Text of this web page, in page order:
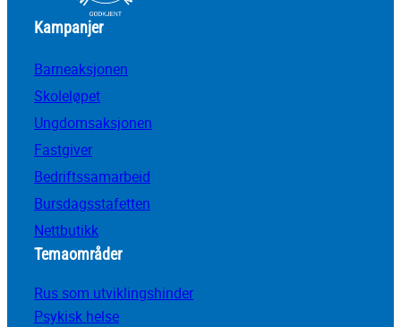
Kampanjer
Barneaksjonen
Skoleløpet
Ungdomsaksjonen
Fastgiver
Bedriftssamarbeid
Bursdagsstafetten
Nettbutikk
Temaområder
Rus som utviklingshinder
Psykisk helse